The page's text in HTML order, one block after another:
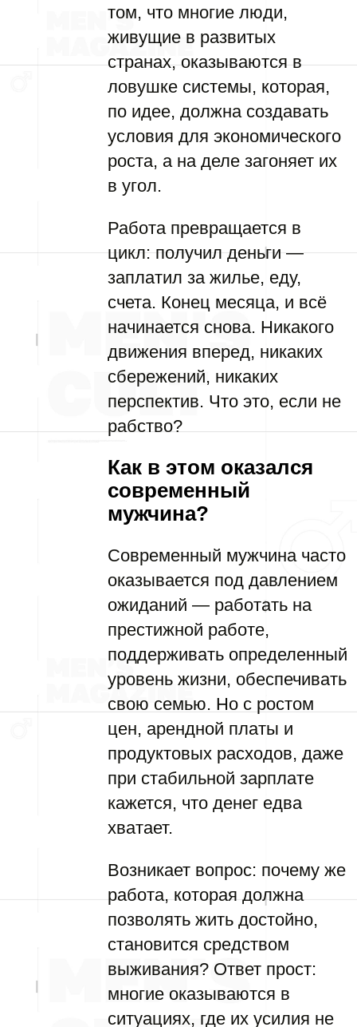
том, что многие люди,
живущие в развитых
странах, оказываются в
ловушке системы, которая,
по идее, должна создавать
условия для экономического
роста, а на деле загоняет их
в угол.
Работа превращается в
цикл: получил деньги —
заплатил за жилье, еду,
счета. Конец месяца, и всё
начинается снова. Никакого
движения вперед, никаких
сбережений, никаких
перспектив. Что это, если не
рабство?
Как в этом оказался
современный
мужчина?
Современный мужчина часто
оказывается под давлением
ожиданий — работать на
престижной работе,
поддерживать определенный
уровень жизни, обеспечивать
свою семью. Но с ростом
цен, арендной платы и
продуктовых расходов, даже
при стабильной зарплате
кажется, что денег едва
хватает.
Возникает вопрос: почему же
работа, которая должна
позволять жить достойно,
становится средством
выживания? Ответ прост:
многие оказываются в
ситуациях, где их усилия не